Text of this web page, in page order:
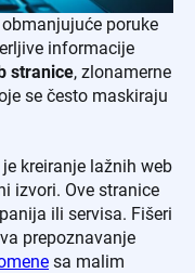
poruke
informacije
stranice, zlonamerne
se često maskiraju
kreiranje lažnih web
izvori. Ove stranice
ili servisa. Fišeri
prepoznavanje
sa malim